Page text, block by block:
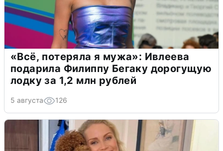
«Всё, потеряла я мужа»: Ивлеева
подарила Филиппу Бегаку дорогущую
лодку за 1,2 млн рублей
5 августа 126